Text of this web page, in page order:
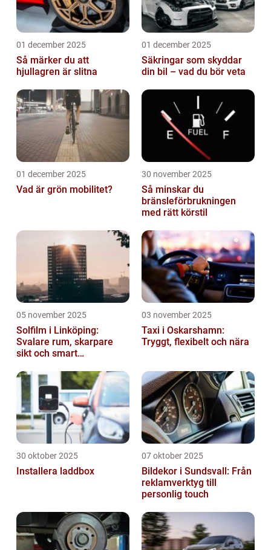
01 december 2025
Så märker du att
hjullagren är slitna
01 december 2025
Säkringar som skyddar
din bil – vad du bör veta
01 december 2025
Vad är grön mobilitet?
30 november 2025
Så minskar du
bränsleförbrukningen
med rätt körstil
05 november 2025
Solfilm i Linköping:
Svalare rum, skarpare
sikt och smart
03 november 2025
Taxi i Oskarshamn:
Tryggt, flexibelt och nära
30 oktober 2025
Installera laddbox
07 oktober 2025
Bildekor i Sundsvall: Från
reklamverktyg till
personlig touch